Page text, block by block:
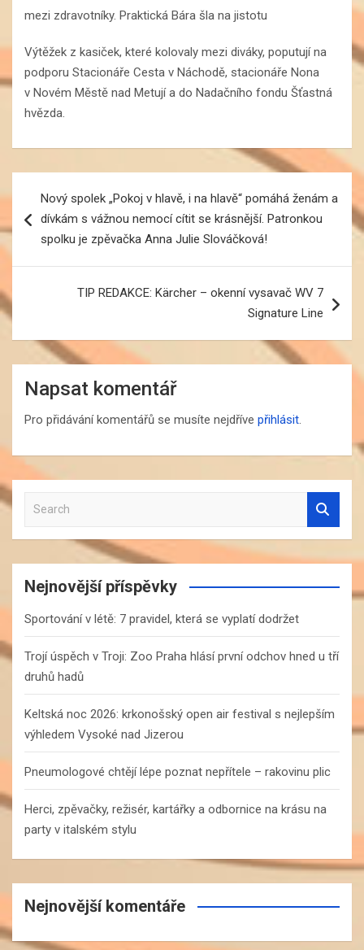
Výtěžek z kasiček, které kolovaly mezi diváky, poputují na
podporu Stacionáře Cesta v Náchodě, stacionáře Nona
v Novém Městě nad Metují a do Nadačního fondu Šťastná
hvězda.
pro
příspěvek
Nový spolek „Pokoj v hlavě, i na hlavě“ pomáhá ženám a
dívkám s vážnou nemocí cítit se krásnější. Patronkou
spolku je zpěvačka Anna Julie Slováčková!
TIP REDAKCE: Kärcher – okenní vysavač WV 7
Signature Line
Napsat komentář
Pro přidávání komentářů se musíte nejdříve přihlásit.
a
r
c
Nejnovější příspěvky
Sportování v létě: 7 pravidel, která se vyplatí dodržet
Trojí úspěch v Troji: Zoo Praha hlásí první odchov hned u tří
druhů hadů
Keltská noc 2026: krkonošský open air festival s nejlepším
výhledem Vysoké nad Jizerou
Pneumologové chtějí lépe poznat nepřítele – rakovinu plic
Herci, zpěvačky, režisér, kartářky a odbornice na krásu na
party v italském stylu
Nejnovější komentáře